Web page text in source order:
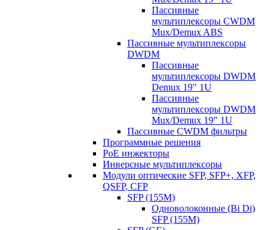
Пассивные
мультиплексоры CWDM
Mux/Demux ABS
Пассивные мультиплексоры
DWDM
Пассивные
мультиплексоры DWDM
Demux 19" 1U
Пассивные
мультиплексоры DWDM
Mux/Demux 19" 1U
Пассивные CWDM фильтры
Программные решения
PoE инжекторы
Инверсные мультиплексоры
Модули оптические SFP, SFP+, XFP,
QSFP, CFP
SFP (155M)
Одноволоконные (Bi Di)
SFP (155M)